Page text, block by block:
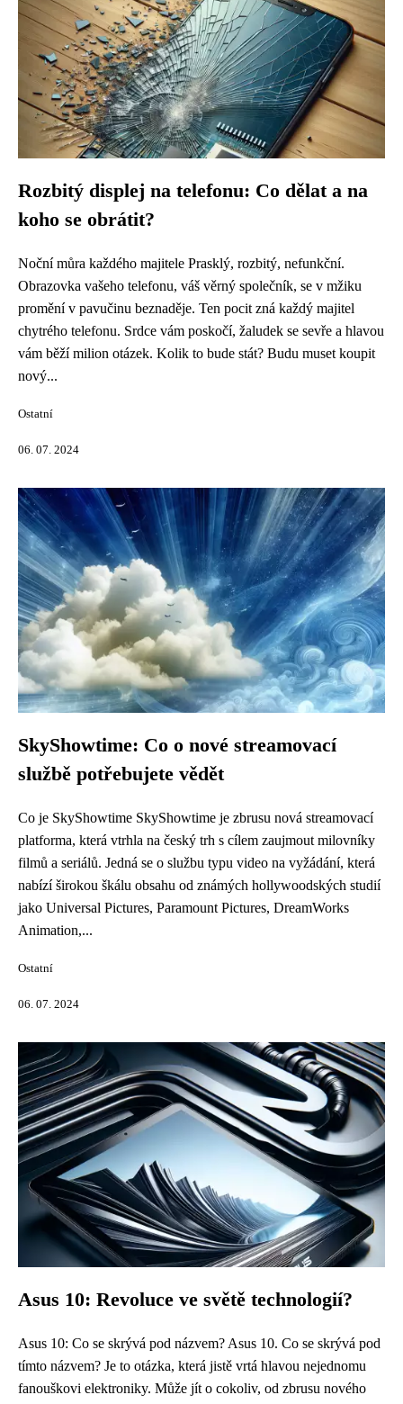
Rozbitý displej na telefonu: Co dělat a na
koho se obrátit?
Noční můra každého majitele Prasklý, rozbitý, nefunkční.
Obrazovka vašeho telefonu, váš věrný společník, se v mžiku
promění v pavučinu beznaděje. Ten pocit zná každý majitel
chytrého telefonu. Srdce vám poskočí, žaludek se sevře a hlavou
vám běží milion otázek. Kolik to bude stát? Budu muset koupit
nový...
Ostatní
06. 07. 2024
SkyShowtime: Co o nové streamovací
službě potřebujete vědět
Co je SkyShowtime SkyShowtime je zbrusu nová streamovací
platforma, která vtrhla na český trh s cílem zaujmout milovníky
filmů a seriálů. Jedná se o službu typu video na vyžádání, která
nabízí širokou škálu obsahu od známých hollywoodských studií
jako Universal Pictures, Paramount Pictures, DreamWorks
Animation,...
Ostatní
06. 07. 2024
Asus 10: Revoluce ve světě technologií?
Asus 10: Co se skrývá pod názvem? Asus 10. Co se skrývá pod
tímto názvem? Je to otázka, která jistě vrtá hlavou nejednomu
fanouškovi elektroniky. Může jít o cokoliv, od zbrusu nového